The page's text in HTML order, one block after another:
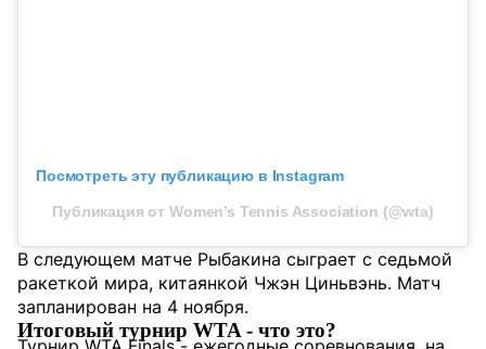
Посмотреть эту публикацию в Instagram
Публикация от Women’s Tennis Association (@wta)
В следующем матче Рыбакина сыграет с седьмой
ракеткой мира, китаянкой Чжэн Циньвэнь. Матч
запланирован на 4 ноября.
Итоговый турнир WTA - что это?